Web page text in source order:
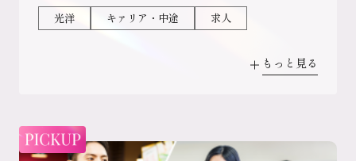
理系学生向け特設ページ
キャリア採用情報
光洋 キァリア・中途 求人
フジ